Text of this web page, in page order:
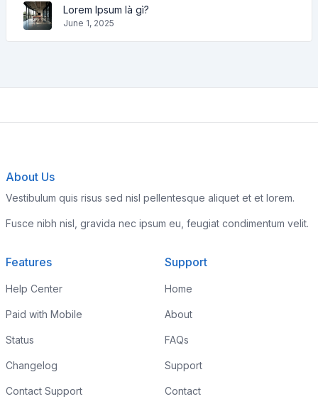
Lorem Ipsum là gì?
June 1, 2025
About Us
Vestibulum quis risus sed nisl pellentesque aliquet et et lorem.
Fusce nibh nisl, gravida nec ipsum eu, feugiat condimentum velit.
Features
Help Center
Paid with Mobile
Status
Changelog
Contact Support
Support
Home
About
FAQs
Support
Contact